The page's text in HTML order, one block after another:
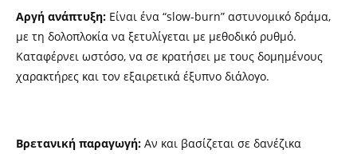
Αργή ανάπτυξη: Είναι ένα “slow-burn” αστυνομικό δράμα,
με τη δολοπλοκία να ξετυλίγεται με μεθοδικό ρυθμό.
Καταφέρνει ωστόσο, να σε κρατήσει με τους δομημένους
χαρακτήρες και τον εξαιρετικά έξυπνο διάλογο.
Βρετανική παραγωγή: Αν και βασίζεται σε δανέζικα